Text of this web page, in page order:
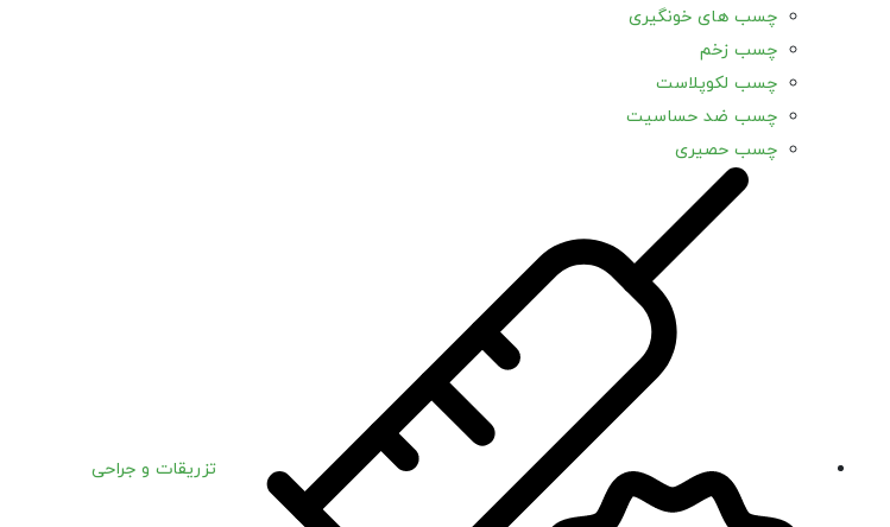
چسب های خونگیری
چسب زخم
چسب لکوپلاست
چسب ضد حساسیت
چسب حصیری
تزریقات و جراحی